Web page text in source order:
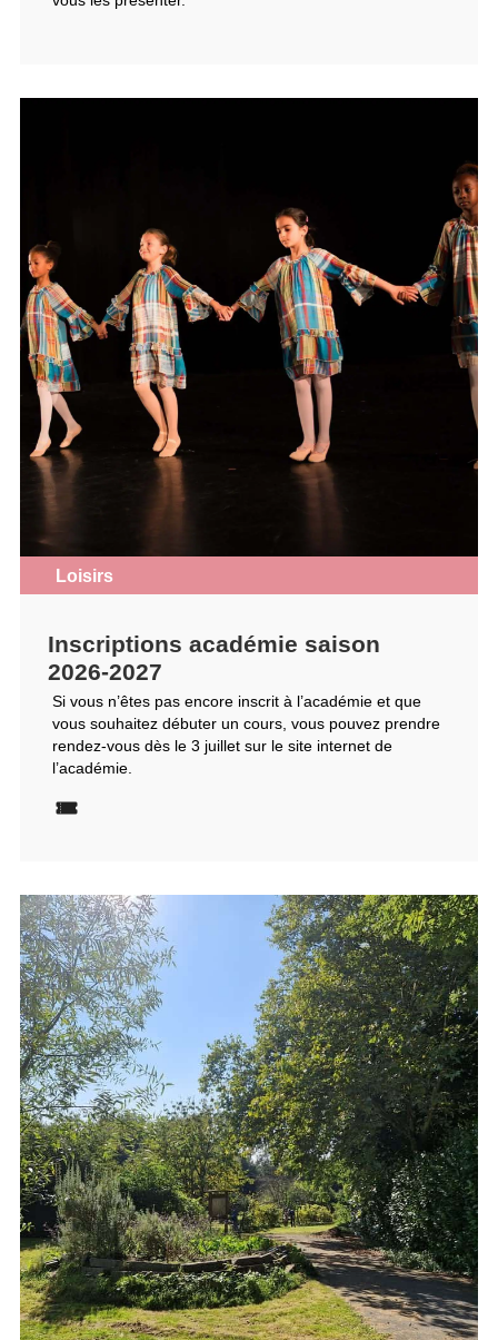
Loisirs
Inscriptions académie saison
2026-2027
Si vous n’êtes pas encore inscrit à l’académie et que
vous souhaitez débuter un cours, vous pouvez prendre
rendez-vous dès le 3 juillet sur le site internet de
l’académie.